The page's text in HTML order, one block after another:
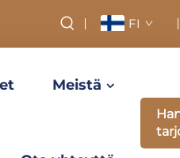
FI
Meistä